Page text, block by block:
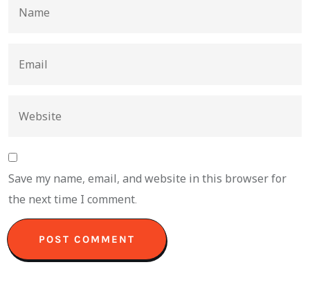
Save my name, email, and website in this browser for
the next time I comment.